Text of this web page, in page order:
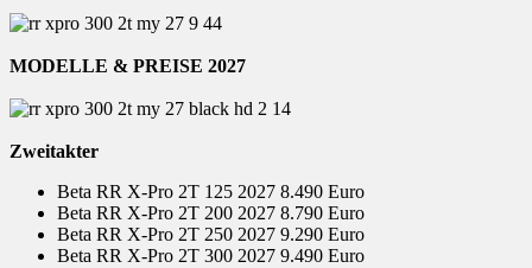
MODELLE & PREISE 2027
Zweitakter
Beta RR X-Pro 2T 125 2027 8.490 Euro
Beta RR X-Pro 2T 200 2027 8.790 Euro
Beta RR X-Pro 2T 250 2027 9.290 Euro
Beta RR X-Pro 2T 300 2027 9.490 Euro